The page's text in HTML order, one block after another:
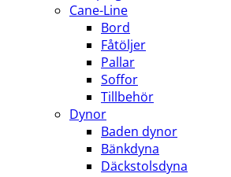
Cane-Line
Bord
Fåtöljer
Pallar
Soffor
Tillbehör
Dynor
Baden dynor
Bänkdyna
Däckstolsdyna